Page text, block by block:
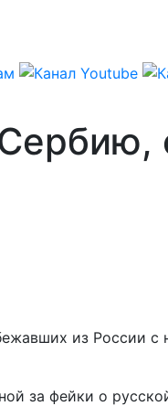
из России
за фейки о